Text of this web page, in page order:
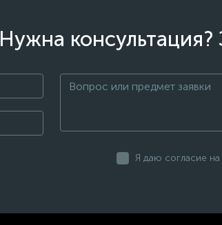
Нужна
Я даю согласие